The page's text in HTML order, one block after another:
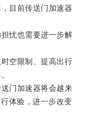
目前传送门加速器
忧也需要进一步解
空限制、提高出行
门加速器将会越来
体验，进一步改变